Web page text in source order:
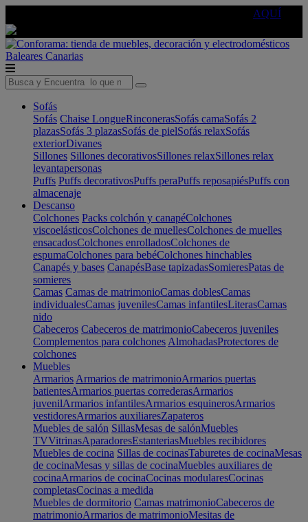
AQUÍ
Baleares Canarias
Sofás
Sofás Chaise LongueRinconerasSofás camaSofás 2
plazasSofás 3 plazasSofás de pielSofás relaxSofás
exteriorDivanes
Sillones Sillones decorativosSillones relaxSillones relax
levantapersonas
Puffs Puffs decorativosPuffs peraPuffs reposapiésPuffs con
almacenaje
Descanso
Colchones Packs colchón y canapéColchones
viscoelásticosColchones de muellesColchones de muelles
ensacadosColchones enrolladosColchones de
espumaColchones para bebéColchones hinchables
Canapés y bases CanapésBase tapizadasSomieresPatas de
somieres
Camas Camas de matrimonioCamas doblesCamas
individualesCamas juvenilesCamas infantilesLiterasCamas
nido
Cabeceros Cabeceros de matrimonioCabeceros juveniles
Complementos para colchones AlmohadasProtectores de
colchones
Muebles
Armarios Armarios de matrimonioArmarios puertas
batientesArmarios puertas correderasArmarios
juvenilArmarios infantilesArmarios esquinerosArmarios
vestidoresArmarios auxiliaresZapateros
Muebles de salón SillasMesas de salónMuebles
TVVitrinasAparadoresEstanteriasMuebles recibidores
Muebles de cocina Sillas de cocinasTaburetes de cocinaMesas
de cocinaMesas y sillas de cocinaMuebles auxiliares de
cocinaArmarios de cocinaCocinas modularesCocinas
completasCocinas a medida
Muebles de dormitorio Camas matrimonioCabeceros de
matrimonioArmarios de matrimonioMesitas de